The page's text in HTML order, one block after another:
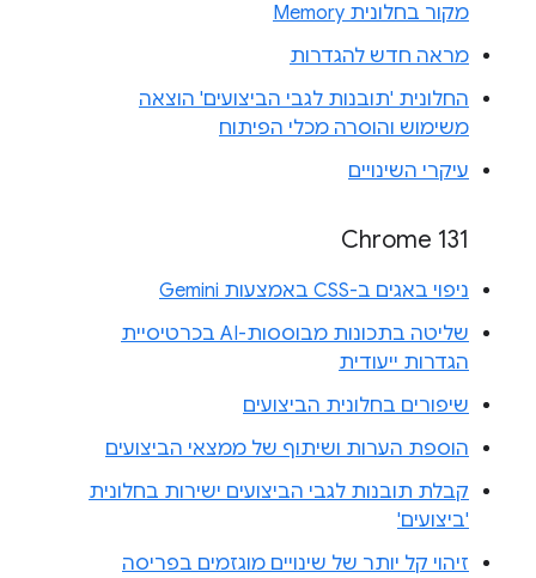
מקור בחלונית Memory
מראה חדש להגדרות
החלונית 'תובנות לגבי הביצועים' הוצאה
משימוש והוסרה מכלי הפיתוח
עיקרי השינויים
Chrome 131
ניפוי באגים ב-CSS באמצעות Gemini
שליטה בתכונות מבוססות-AI בכרטיסיית
הגדרות ייעודית
שיפורים בחלונית הביצועים
הוספת הערות ושיתוף של ממצאי הביצועים
קבלת תובנות לגבי הביצועים ישירות בחלונית
'ביצועים'
זיהוי קל יותר של שינויים מוגזמים בפריסה